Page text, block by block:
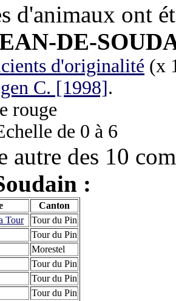
d'animaux ont
DE-
d'originalité (x
C. [1998].
rouge
de 0 à 6
autre des 10
:
Canton
Tour Tour du Pin
Tour du Pin
Morestel
Tour du Pin
Tour du Pin
Tour du Pin